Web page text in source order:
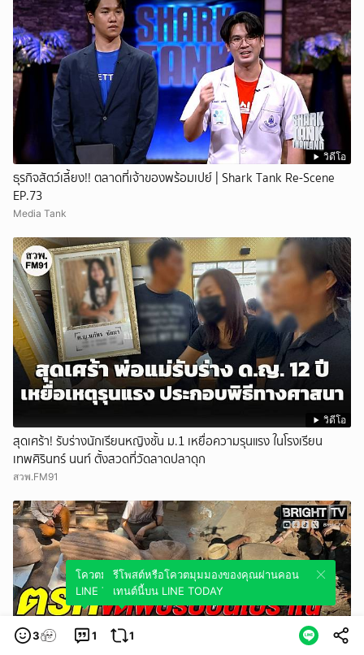
วิดีโอ
ธุรกิจสัตว์เลี้ยง!! ตลาดที่เจ้าของพร้อมเปย์ | Shark Tank Re-Scene
EP.73
Media Tank
วิดีโอ
สุดเศร้า! รับร่างนักเรียนหญิงชั้น ม.1 เหยื่อความรุนแรง ในโรงเรียน
เทพศิรินทร์ นนท์ ตั้งสวดที่วัดลาดปลาดุก
สวพ.FM91
3 1
โควตมุมมองของคุณผ่านคอนเทนต์นี้บน
LINE TODAY
1
รีโพสต์หรือโควตมุมมองของคุณผ่านคอน
เทนต์นี้บน LINE TODAY